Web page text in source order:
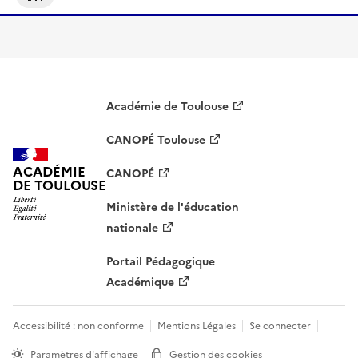
S'abonner À CAP
ACADÉMIE
DE TOULOUSE
Académie de Toulouse
CANOPÉ Toulouse
CANOPÉ
Ministère de l'éducation
nationale
Portail Pédagogique
Académique
Accessibilité : non conforme Mentions Légales
Se connecter
Paramètres d'affichage
Gestion des cookies